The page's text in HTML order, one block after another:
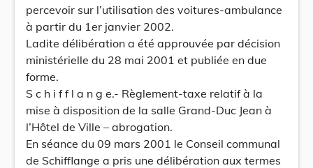
percevoir sur l’utilisation des voitures-ambulance
à partir du 1er janvier 2002.
Ladite délibération a été approuvée par décision
ministérielle du 28 mai 2001 et publiée en due
forme.
S c h i f f l a n g e.- Règlement-taxe relatif à la
mise à disposition de la salle Grand-Duc Jean à
l’Hôtel de Ville – abrogation.
En séance du 09 mars 2001 le Conseil communal
de Schifflange a pris une délibération aux termes